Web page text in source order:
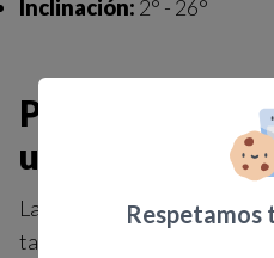
Inclinación: 2° - 26°
Plataformas
unipersonales
Las
plataformas
también conocidas como
Respetamos